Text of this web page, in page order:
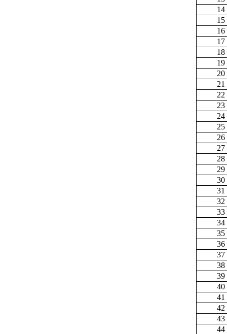
14
15
16
17
18
19
20
21
22
23
24
25
26
27
28
29
30
31
32
33
34
35
36
37
38
39
40
41
42
43
44